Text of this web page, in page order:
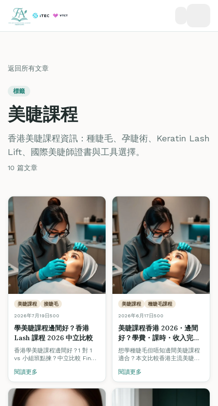
返回所有文章
標籤
美睫課程
香港美睫課程資訊：種睫毛、孕睫術、Keratin Lash
Lift、國際美睫師證書與工具選擇。
10 篇文章
美睫課程 接睫毛
2026年7月19日500
學美睫課程邊間好？香港
Lash 課程 2026 中立比較
香港學美睫課程邊間好？1 對 1
vs 小組班點揀？中立比較 Fine
等 lash 課程學費、真人模特
兒、認證、實習睫毛量、就業支
援。
閱讀更多
美睫課程 種睫毛課程
2026年6月17日500
美睫課程香港 2026・邊間
好？學費・課時・收入完整
比較
想學種睫毛但唔知邊間美睫課程
適合？本文比較香港主流美睫課
Lift、ITEC 國際證書，附學費、
課時、考牌、新手月入分析。
閱讀更多